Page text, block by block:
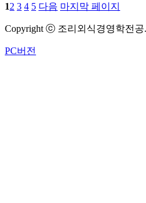
12 3 4 5 다음 마지막 페이지
Copyright ⓒ 조리외식경영학전공.
PC버전